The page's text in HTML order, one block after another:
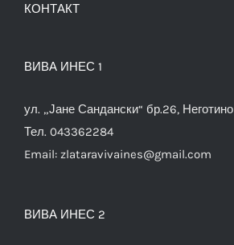
КОНТАКТ
ВИВА ИНЕС 1
ул. „Јане Сандански“ бр.26, Неготино
Тел. 043362284
Email: zlataravivaines@gmail.com
ВИВА ИНЕС 2